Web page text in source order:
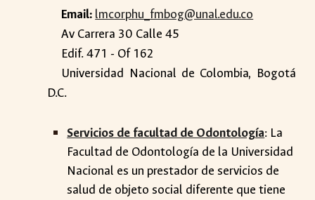
Email: lmcorphu_fmbog@unal.edu.co
Av Carrera 30 Calle 45
Edif. 471 - Of 162
Universidad Nacional de Colombia, Bogotá
D.C.
Servicios de facultad de Odontología: La
Facultad de Odontología de la Universidad
Nacional es un prestador de servicios de
salud de objeto social diferente que tiene